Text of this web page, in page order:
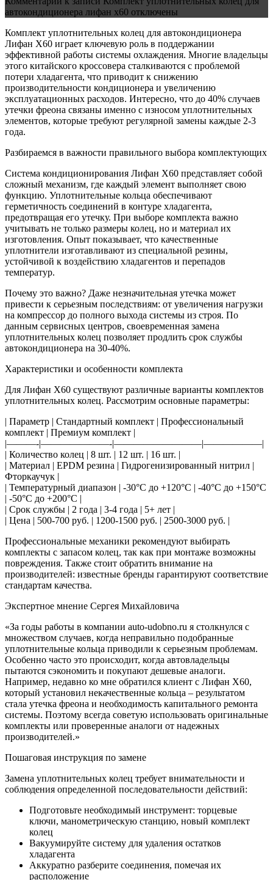
автокондиционера лифан х60 отключены
Комплект уплотнительных колец для автокондиционера
Лифан Х60 играет ключевую роль в поддержании
эффективной работы системы охлаждения. Многие владельцы
этого китайского кроссовера сталкиваются с проблемой
потери хладагента, что приводит к снижению
производительности кондиционера и увеличению
эксплуатационных расходов. Интересно, что до 40% случаев
утечки фреона связаны именно с износом уплотнительных
элементов, которые требуют регулярной замены каждые 2-3
года.
Разбираемся в важности правильного выбора комплектующих
Система кондиционирования Лифан Х60 представляет собой
сложный механизм, где каждый элемент выполняет свою
функцию. Уплотнительные кольца обеспечивают
герметичность соединений в контуре хладагента,
предотвращая его утечку. При выборе комплекта важно
учитывать не только размеры колец, но и материал их
изготовления. Опыт показывает, что качественные
уплотнители изготавливают из специальной резины,
устойчивой к воздействию хладагентов и перепадов
температур.
Почему это важно? Даже незначительная утечка может
привести к серьезным последствиям: от увеличения нагрузки
на компрессор до полного выхода системы из строя. По
данным сервисных центров, своевременная замена
уплотнительных колец позволяет продлить срок службы
автокондиционера на 30-40%.
Характеристики и особенности комплекта
Для Лифан Х60 существуют различные варианты комплектов
уплотнительных колец. Рассмотрим основные параметры:
| Параметр | Стандартный комплект | Профессиональный
комплект | Премиум комплект |
|———-|———————-|—————————|——————|
| Количество колец | 8 шт. | 12 шт. | 16 шт. |
| Материал | EPDM резина | Гидрогенизированный нитрил |
Фторкаучук |
| Температурный диапазон | -30°C до +120°C | -40°C до +150°C
| -50°C до +200°C |
| Срок службы | 2 года | 3-4 года | 5+ лет |
| Цена | 500-700 руб. | 1200-1500 руб. | 2500-3000 руб. |
Профессиональные механики рекомендуют выбирать
комплекты с запасом колец, так как при монтаже возможны
повреждения. Также стоит обратить внимание на
производителей: известные бренды гарантируют соответствие
стандартам качества.
Экспертное мнение Сергея Михайловича
«За годы работы в компании auto-udobno.ru я столкнулся с
множеством случаев, когда неправильно подобранные
уплотнительные кольца приводили к серьезным проблемам.
Особенно часто это происходит, когда автовладельцы
пытаются сэкономить и покупают дешевые аналоги.
Например, недавно ко мне обратился клиент с Лифан Х60,
который установил некачественные кольца – результатом
стала утечка фреона и необходимость капитального ремонта
системы. Поэтому всегда советую использовать оригинальные
комплекты или проверенные аналоги от надежных
производителей.»
Пошаговая инструкция по замене
Замена уплотнительных колец требует внимательности и
соблюдения определенной последовательности действий:
Подготовьте необходимый инструмент: торцевые
ключи, манометрическую станцию, новый комплект
колец
Вакуумируйте систему для удаления остатков
хладагента
Аккуратно разберите соединения, помечая их
расположение